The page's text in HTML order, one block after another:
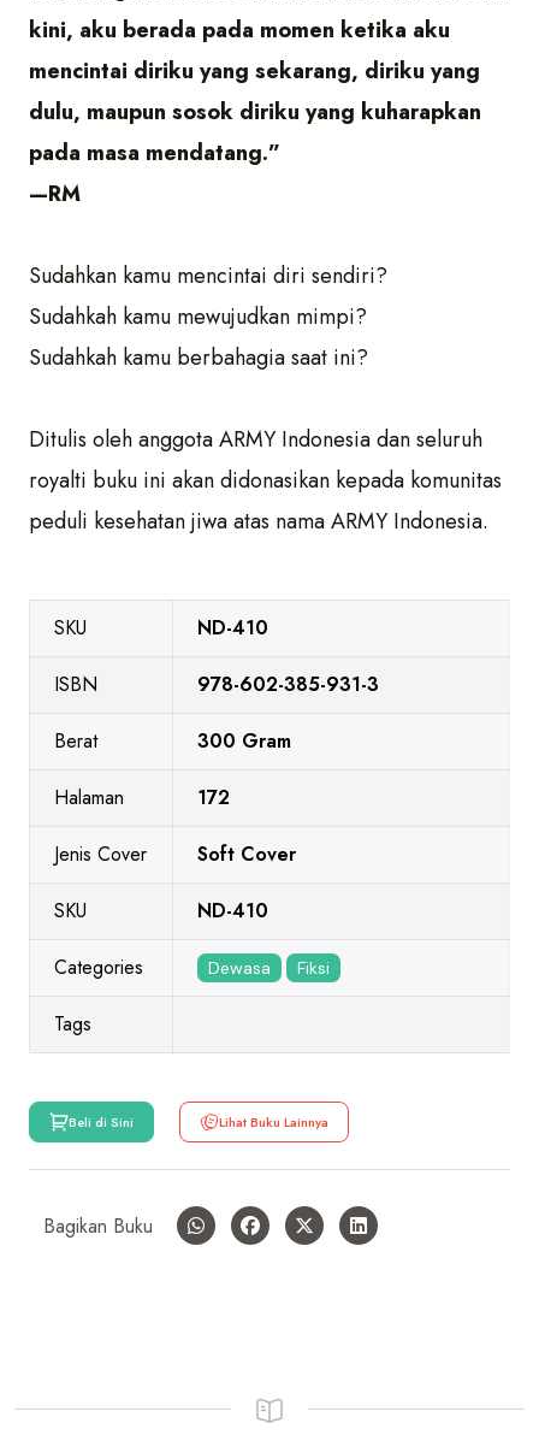
kini, aku berada pada momen ketika aku
mencintai diriku yang sekarang, diriku yang
dulu, maupun sosok diriku yang kuharapkan
pada masa mendatang.”
—RM
Sudahkan kamu mencintai diri sendiri?
Sudahkah kamu mewujudkan mimpi?
Sudahkah kamu berbahagia saat ini?
Ditulis oleh anggota ARMY Indonesia dan seluruh
royalti buku ini akan didonasikan kepada komunitas
peduli kesehatan jiwa atas nama ARMY Indonesia.
SKU ND-410
ISBN 978-602-385-931-3
Berat 300 Gram
Halaman 172
Jenis Cover Soft Cover
SKU ND-410
Categories Dewasa Fiksi
Tags
Beli di Sini Lihat Buku Lainnya
Bagikan Buku